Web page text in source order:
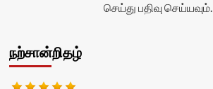
செய்து பதிவு செய்யவும்.
நற்சான்றிதழ்